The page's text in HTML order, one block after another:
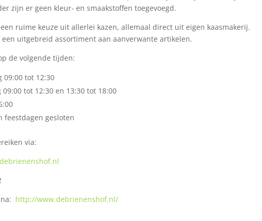
zijn er geen kleur- en smaakstoffen toegevoegd.
ruime keuze uit allerlei kazen, allemaal direct uit eigen kaasmakerij.
uitgebreid assortiment aan aanverwante artikelen.
de volgende tijden:
09:00 tot 12:30
tot 12:30 en 13:30 tot 18:00
feestdagen gesloten
via:
http://www.debrienenshof.nl/